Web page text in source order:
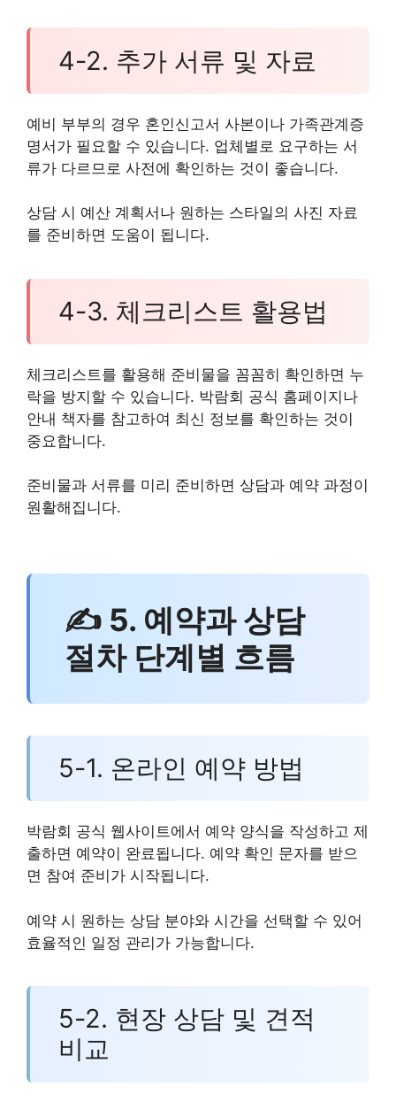
4-2. 추가 서류 및 자료
예비 부부의 경우 혼인신고서 사본이나 가족관계증
명서가 필요할 수 있습니다. 업체별로 요구하는 서
류가 다르므로 사전에 확인하는 것이 좋습니다.
상담 시 예산 계획서나 원하는 스타일의 사진 자료
를 준비하면 도움이 됩니다.
4-3. 체크리스트 활용법
체크리스트를 활용해 준비물을 꼼꼼히 확인하면 누
락을 방지할 수 있습니다. 박람회 공식 홈페이지나
안내 책자를 참고하여 최신 정보를 확인하는 것이
중요합니다.
준비물과 서류를 미리 준비하면 상담과 예약 과정이
원활해집니다.
✍ 5. 예약과 상담
절차 단계별 흐름
5-1. 온라인 예약 방법
박람회 공식 웹사이트에서 예약 양식을 작성하고 제
출하면 예약이 완료됩니다. 예약 확인 문자를 받으
면 참여 준비가 시작됩니다.
예약 시 원하는 상담 분야와 시간을 선택할 수 있어
효율적인 일정 관리가 가능합니다.
5-2. 현장 상담 및 견적
비교